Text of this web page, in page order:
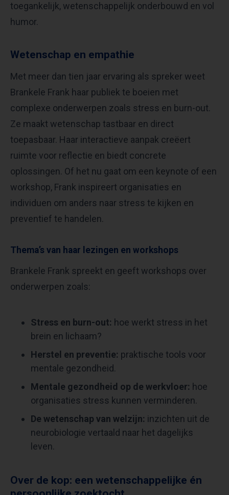
toegankelijk, wetenschappelijk onderbouwd en vol
humor.
Wetenschap en empathie
Met meer dan tien jaar ervaring als spreker weet
Brankele Frank haar publiek te boeien met
complexe onderwerpen zoals stress en burn-out.
Ze maakt wetenschap tastbaar en direct
toepasbaar. Haar interactieve aanpak creëert
ruimte voor reflectie en biedt concrete
oplossingen. Of het nu gaat om een keynote of een
workshop, Frank inspireert organisaties en
individuen om anders naar stress te kijken en
preventief te handelen.
Thema’s van haar lezingen en workshops
Brankele Frank spreekt en geeft workshops over
onderwerpen zoals:
Stress en burn-out: hoe werkt stress in het
brein en lichaam?
Herstel en preventie: praktische tools voor
mentale gezondheid.
Mentale gezondheid op de werkvloer: hoe
organisaties stress kunnen verminderen.
De wetenschap van welzijn: inzichten uit de
neurobiologie vertaald naar het dagelijks
leven.
Over de kop: een wetenschappelijke én